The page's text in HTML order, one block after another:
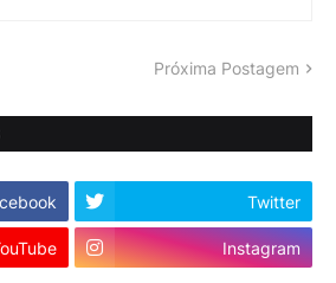
Próxima Postagem
Twitter
Instagram